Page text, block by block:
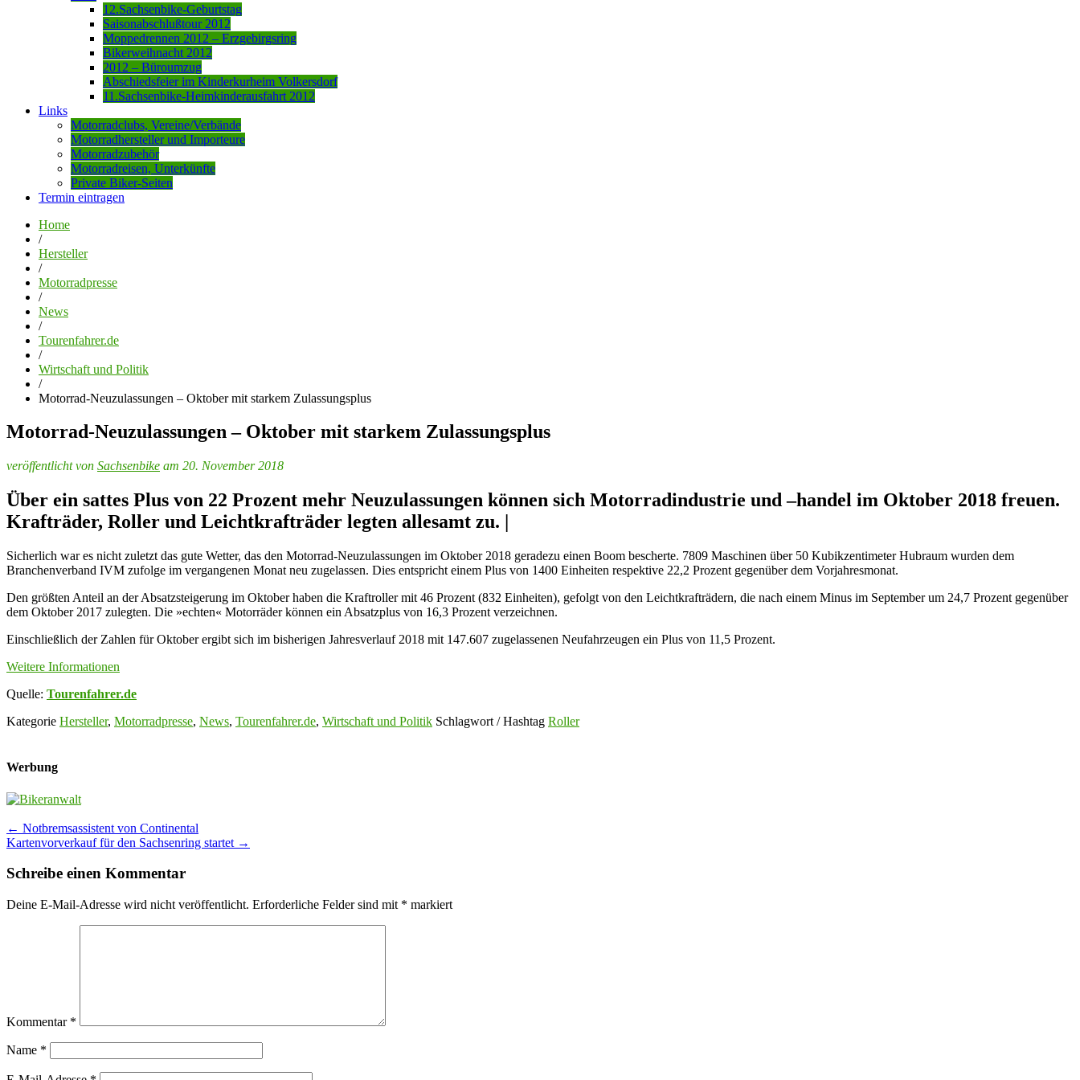
12.Sachsenbike-Geburtstag
Saisonabschlußtour 2012
Moppedrennen 2012 – Erzgebirgsring
Bikerweihnacht 2012
2012 – Büroumzug
Abschiedsfeier im Kinderkurheim Volkersdorf
11.Sachsenbike-Heimkinderausfahrt 2012
Links
Motorradclubs, Vereine/Verbände
Motorradhersteller und Importeure
Motorradzubehör
Motorradreisen, Unterkünfte
Private Biker-Seiten
Termin eintragen
Home
/
Hersteller
/
Motorradpresse
/
News
/
Tourenfahrer.de
/
Wirtschaft und Politik
/
Motorrad-Neuzulassungen – Oktober mit starkem Zulassungsplus
Motorrad-Neuzulassungen – Oktober mit starkem Zulassungsplus
veröffentlicht von Sachsenbike am 20. November 2018
Über ein sattes Plus von 22 Prozent mehr Neuzulassungen können sich Motorradindustrie und –handel im Oktober 2018 freuen.
Krafträder, Roller und Leichtkrafträder legten allesamt zu. |
Sicherlich war es nicht zuletzt das gute Wetter, das den Motorrad-Neuzulassungen im Oktober 2018 geradezu einen Boom bescherte. 7809 Maschinen über 50 Kubikzentimeter Hubraum wurden dem
Branchenverband IVM zufolge im vergangenen Monat neu zugelassen. Dies entspricht einem Plus von 1400 Einheiten respektive 22,2 Prozent gegenüber dem Vorjahresmonat.
Den größten Anteil an der Absatzsteigerung im Oktober haben die Kraftroller mit 46 Prozent (832 Einheiten), gefolgt von den Leichtkrafträdern, die nach einem Minus im September um 24,7 Prozent gegenüber
dem Oktober 2017 zulegten. Die »echten« Motorräder können ein Absatzplus von 16,3 Prozent verzeichnen.
Einschließlich der Zahlen für Oktober ergibt sich im bisherigen Jahresverlauf 2018 mit 147.607 zugelassenen Neufahrzeugen ein Plus von 11,5 Prozent.
Weitere Informationen
Quelle: Tourenfahrer.de
Kategorie Hersteller, Motorradpresse, News, Tourenfahrer.de, Wirtschaft und Politik Schlagwort / Hashtag Roller
Werbung
Post
navigation
← Notbremsassistent von Continental
Kartenvorverkauf für den Sachsenring startet →
Schreibe einen Kommentar
Deine E-Mail-Adresse wird nicht veröffentlicht. Erforderliche Felder sind mit * markiert
Kommentar *
Name *